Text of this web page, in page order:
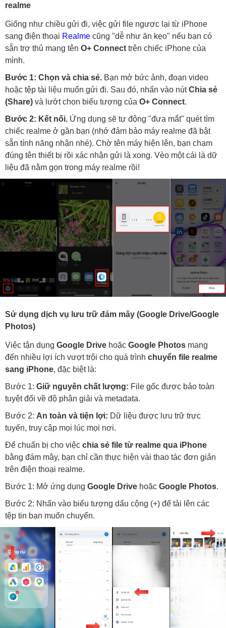
realme
Giống như chiều gửi đi, việc gửi file ngược lại từ iPhone
sang điện thoại Realme cũng "dễ như ăn kẹo" nếu bạn có
sẵn trợ thủ mang tên O+ Connect trên chiếc iPhone của
mình.
Bước 1: Chọn và chia sẻ. Bạn mở bức ảnh, đoạn video
hoặc tệp tài liệu muốn gửi đi. Sau đó, nhấn vào nútChia sẻ
(Share) và lướt chọn biểu tượng của O+ Connect.
Bước 2: Kết nối. Ứng dụng sẽ tự động "đưa mắt" quét tìm
chiếc realme ở gần bạn (nhớ đảm bảo máy realme đã bật
sẵn tính năng nhận nhé). Chờ tên máy hiện lên, bạn chạm
đúng tên thiết bị rồi xác nhận gửi là xong. Vèo một cái là dữ
liệu đã nằm gọn trong máy realme rồi!
Sử dụng dịch vụ lưu trữ đám mây (Google Drive/Google
Photos)
Việc tận dụng Google Drive hoặc Google Photos mang
đến nhiều lợi ích vượt trội cho quá trình chuyển file realme
sang iPhone, đặc biệt là:
Bước 1: Giữ nguyên chất lượng: File gốc được bảo toàn
tuyệt đối về độ phân giải và metadata.
Bước 2: An toàn và tiện lợi: Dữ liệu được lưu trữ trực
tuyến, truy cập mọi lúc mọi nơi.
Để chuẩn bị cho việc chia sẻ file từ realme qua iPhone
bằng đám mây, bạn chỉ cần thực hiện vài thao tác đơn giản
trên điện thoại realme.
Bước 1: Mở ứng dụng Google Drive hoặc Google Photos.
Bước 2: Nhấn vào biểu tượng dấu cộng (+) để tải lên các
tệp tin bạn muốn chuyển.